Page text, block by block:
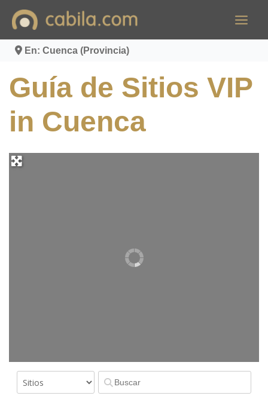
contenido
En: Cuenca (Provincia)
Guía de Sitios VIP
in Cuenca